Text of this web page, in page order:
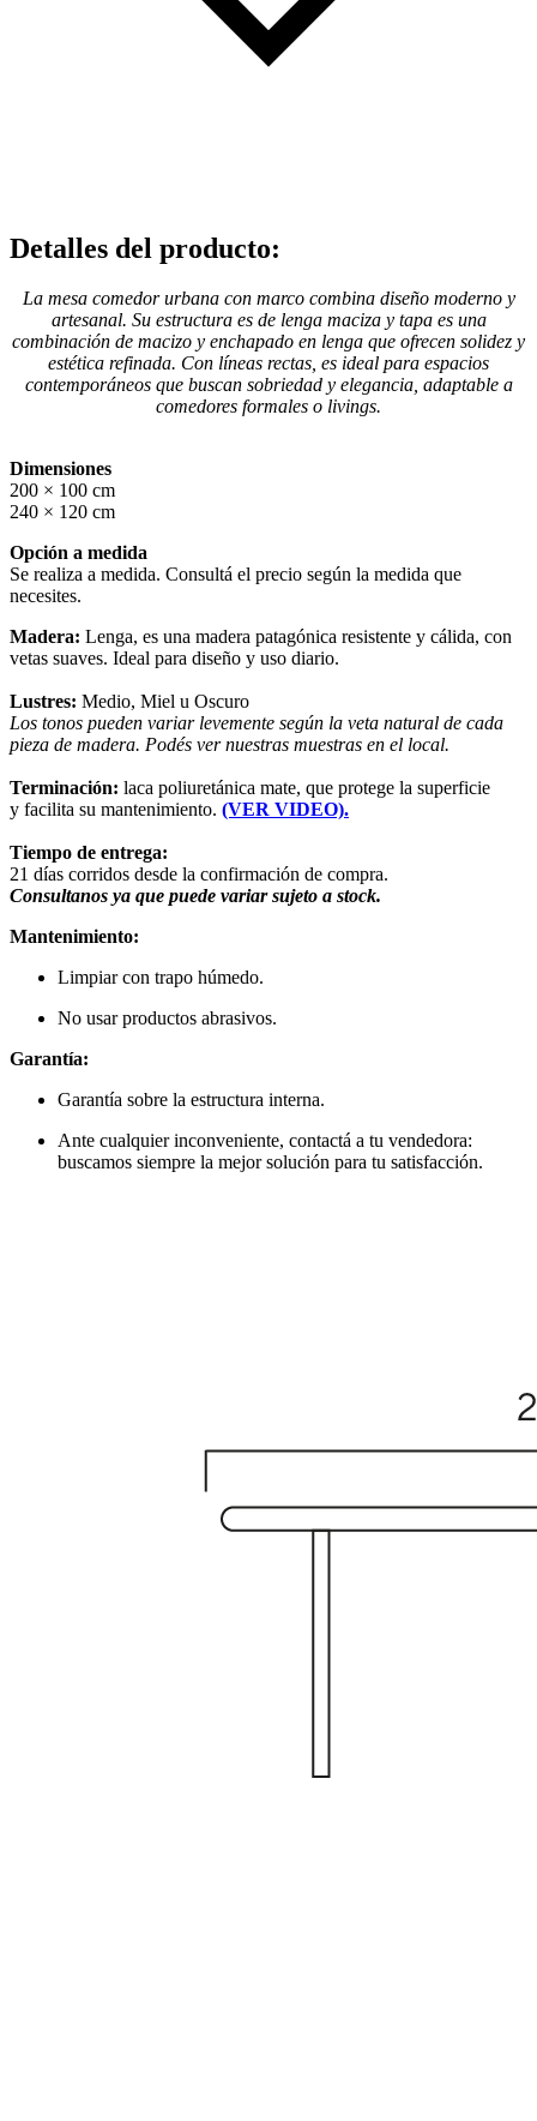
Detalles del producto:
La mesa comedor urbana con marco combina diseño moderno y
artesanal. Su estructura es de lenga maciza y tapa es una
combinación de macizo y enchapado en lenga que ofrecen solidez y
estética refinada. Con líneas rectas, es ideal para espacios
contemporáneos que buscan sobriedad y elegancia, adaptable a
comedores formales o livings.
Dimensiones
200 × 100 cm
240 × 120 cm
Opción a medida
Se realiza a medida. Consultá el precio según la medida que
necesites.
Madera: Lenga, es una madera patagónica resistente y cálida, con
vetas suaves. Ideal para diseño y uso diario.
Lustres: Medio, Miel u Oscuro
Los tonos pueden variar levemente según la veta natural de cada
pieza de madera. Podés ver nuestras muestras en el local.
Terminación: laca poliuretánica mate, que protege la superficie
y facilita su mantenimiento. (VER VIDEO).
Tiempo de entrega:
21 días corridos desde la confirmación de compra.
Consultanos ya que puede variar sujeto a stock.
Mantenimiento:
Limpiar con trapo húmedo.
No usar productos abrasivos.
Garantía:
Garantía sobre la estructura interna.
Ante cualquier inconveniente, contactá a tu vendedora:
buscamos siempre la mejor solución para tu satisfacción.